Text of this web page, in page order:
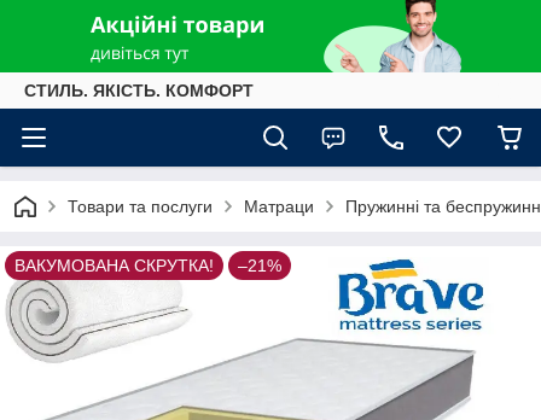
СТИЛЬ. ЯКІСТЬ. КОМФОРТ
Товари та послуги Матраци Пружинні та
ВАКУМОВАНА СКРУТКА! –21%